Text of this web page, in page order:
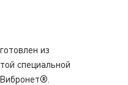
из
специальной